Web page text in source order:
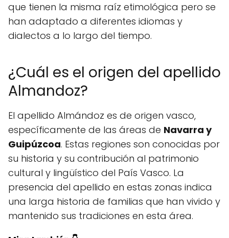
que tienen la misma raíz etimológica pero se
han adaptado a diferentes idiomas y
dialectos a lo largo del tiempo.
¿Cuál es el origen del apellido
Almandoz?
El apellido Almándoz es de origen vasco,
específicamente de las áreas de Navarra y
Guipúzcoa. Estas regiones son conocidas por
su historia y su contribución al patrimonio
cultural y lingüístico del País Vasco. La
presencia del apellido en estas zonas indica
una larga historia de familias que han vivido y
mantenido sus tradiciones en esta área.